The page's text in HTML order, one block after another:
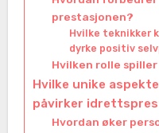
prestasjonen?
Hvilke teknikker
dyrke positiv
Hvilken rolle
Hvilke unike
påvirker
Hvordan øker